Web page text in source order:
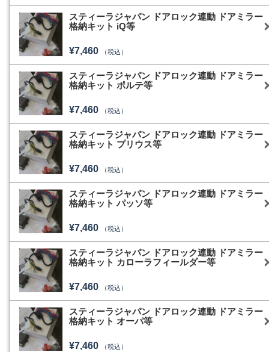
スティーラジャパン ドアロック連動 ドアミラー
格納キット iQ等
¥7,460 （税込）
スティーラジャパン ドアロック連動 ドアミラー
格納キット ポルテ等
¥7,460 （税込）
スティーラジャパン ドアロック連動 ドアミラー
格納キット プリウス等
¥7,460 （税込）
スティーラジャパン ドアロック連動 ドアミラー
格納キット パッソ等
¥7,460 （税込）
スティーラジャパン ドアロック連動 ドアミラー
格納キット カローラフィールダー等
¥7,460 （税込）
スティーラジャパン ドアロック連動 ドアミラー
格納キット オーパ等
¥7,460 （税込）